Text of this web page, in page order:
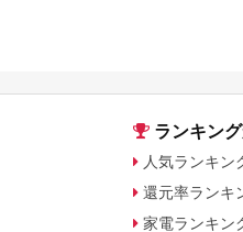
ランキン
人気ランキン
還元率ランキ
家電ランキン